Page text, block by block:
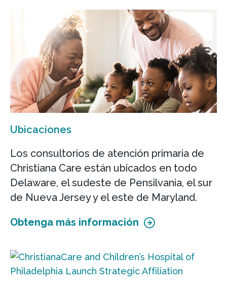
Ubicaciones
Los consultorios de atención primaria de
Christiana Care están ubicados en todo
Delaware, el sudeste de Pensilvania, el sur
de Nueva Jersey y el este de Maryland.
Obtenga más información